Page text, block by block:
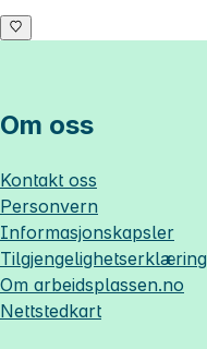
Om oss
Kontakt oss
Personvern
Informasjonskapsler
Tilgjengelighetserklæring
Om arbeidsplassen.no
Nettstedkart